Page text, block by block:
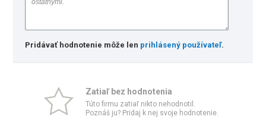
Pridávať hodnotenie môže len prihlásený používateľ.
Zatiaľ bez hodnotenia
Túto firmu zatiaľ nikto nehodnotil.
Poznáš ju? Pridaj k nej svoje hodnotenie.